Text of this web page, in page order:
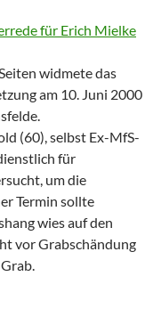
für Erich Mielke
widmete das
am 10. Juni 2000
(60), selbst Ex-MfS-
für
um die
Termin sollte
wies auf den
vor Grabschändung
Angst?